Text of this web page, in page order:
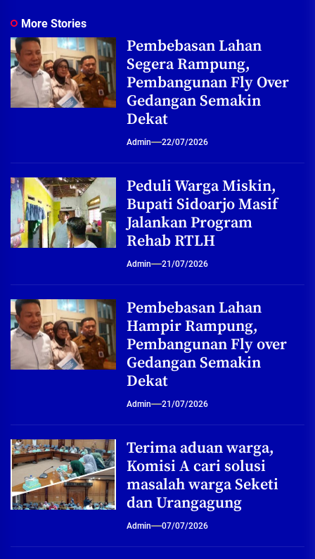
More Stories
Pembebasan Lahan
Segera Rampung,
Pembangunan Fly Over
Gedangan Semakin
Dekat
Admin 22/07/2026
Peduli Warga Miskin,
Bupati Sidoarjo Masif
Jalankan Program
Rehab RTLH
Admin 21/07/2026
Pembebasan Lahan
Hampir Rampung,
Pembangunan Fly over
Gedangan Semakin
Dekat
Admin 21/07/2026
Terima aduan warga,
Komisi A cari solusi
masalah warga Seketi
dan Urangagung
Admin 07/07/2026